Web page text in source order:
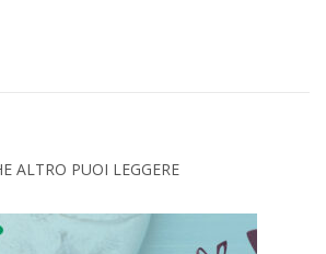
ALTRO PUOI LEGGERE